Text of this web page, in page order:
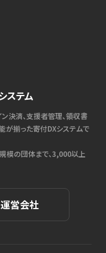
ステム
決済、支援者管理、領収書
が揃った寄付DXシステムで
模の団体まで、3,000以上
運営会社